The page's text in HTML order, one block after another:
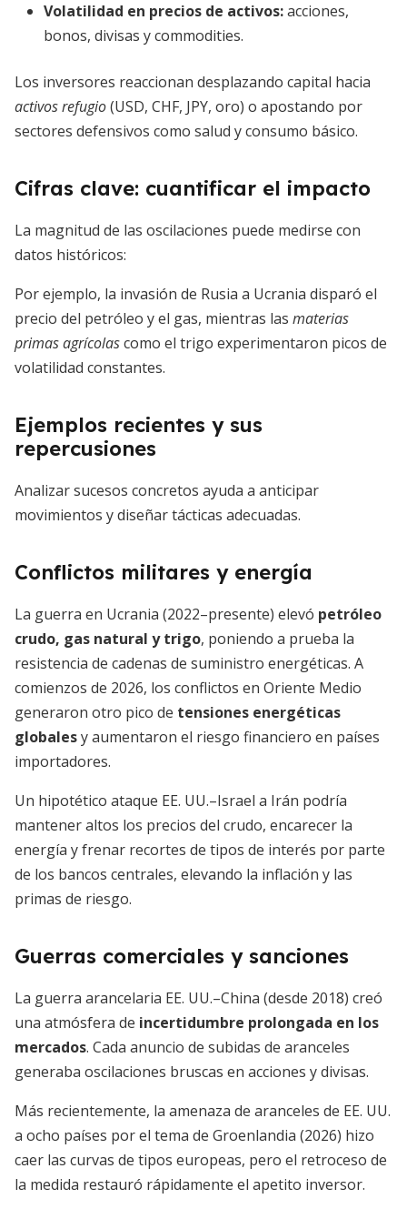
Volatilidad en precios de activos:acciones,
bonos, divisas y commodities.
Los inversores reaccionan desplazando capital hacia
activos refugio(USD, CHF, JPY, oro) o apostando por
sectores defensivos como salud y consumo básico.
Cifras clave: cuantificar el impacto
La magnitud de las oscilaciones puede medirse con
datos históricos:
Por ejemplo, la invasión de Rusia a Ucrania disparó el
precio del petróleo y el gas, mientras las materias
primas agrícolascomo el trigo experimentaron picos de
volatilidad constantes.
Ejemplos recientes y sus
repercusiones
Analizar sucesos concretos ayuda a anticipar
movimientos y diseñar tácticas adecuadas.
Conflictos militares y energía
La guerra en Ucrania (2022–presente) elevó petróleo
crudo, gas natural y trigo, poniendo a prueba la
resistencia de cadenas de suministro energéticas. A
comienzos de 2026, los conflictos en Oriente Medio
generaron otro pico de tensiones energéticas
globalesy aumentaron el riesgo financiero en países
importadores.
Un hipotético ataque EE. UU.–Israel a Irán podría
mantener altos los precios del crudo, encarecer la
energía y frenar recortes de tipos de interés por parte
de los bancos centrales, elevando la inflación y las
primas de riesgo.
Guerras comerciales y sanciones
La guerra arancelaria EE. UU.–China (desde 2018) creó
una atmósfera de incertidumbre prolongada en los
mercados. Cada anuncio de subidas de aranceles
generaba oscilaciones bruscas en acciones y divisas.
Más recientemente, la amenaza de aranceles de EE. UU.
a ocho países por el tema de Groenlandia (2026) hizo
caer las curvas de tipos europeas, pero el retroceso de
la medida restauró rápidamente el apetito inversor.